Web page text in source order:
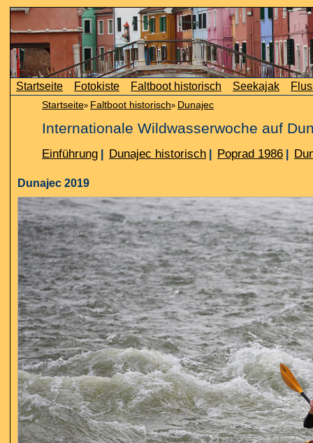
Startseite Fotokiste Faltboot historisch Seekajak
Startseite» Faltboot historisch» Dunajec
Internationale Wildwasserwoche auf
Einführung Dunajec historisch Poprad 1986
Dunajec 2019